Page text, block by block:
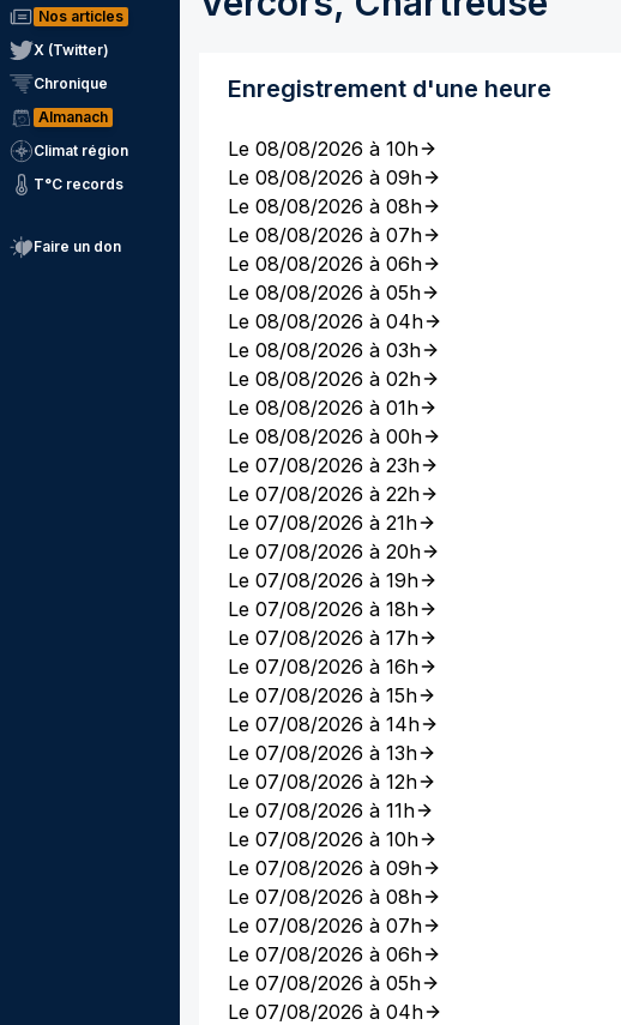
Nos articles
X (Twitter)
Chronique
Almanach
Climat région
T°C records
Faire un don
Enregistrement d'une heure
Le 08/08/2026 à 10h
Le 08/08/2026 à 09h
Le 08/08/2026 à 08h
Le 08/08/2026 à 07h
Le 08/08/2026 à 06h
Le 08/08/2026 à 05h
Le 08/08/2026 à 04h
Le 08/08/2026 à 03h
Le 08/08/2026 à 02h
Le 08/08/2026 à 01h
Le 08/08/2026 à 00h
Le 07/08/2026 à 23h
Le 07/08/2026 à 22h
Le 07/08/2026 à 21h
Le 07/08/2026 à 20h
Le 07/08/2026 à 19h
Le 07/08/2026 à 18h
Le 07/08/2026 à 17h
Le 07/08/2026 à 16h
Le 07/08/2026 à 15h
Le 07/08/2026 à 14h
Le 07/08/2026 à 13h
Le 07/08/2026 à 12h
Le 07/08/2026 à 11h
Le 07/08/2026 à 10h
Le 07/08/2026 à 09h
Le 07/08/2026 à 08h
Le 07/08/2026 à 07h
Le 07/08/2026 à 06h
Le 07/08/2026 à 05h
Le 07/08/2026 à 04h